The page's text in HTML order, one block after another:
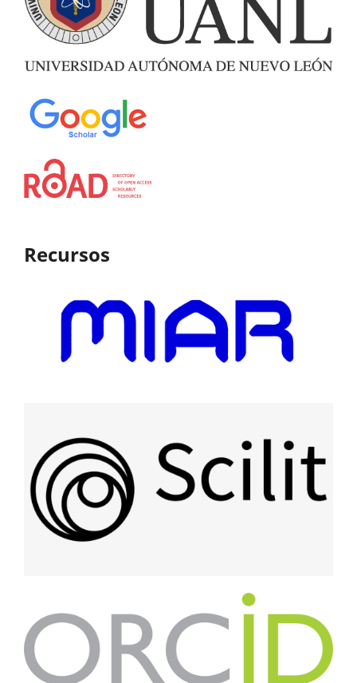
Recursos